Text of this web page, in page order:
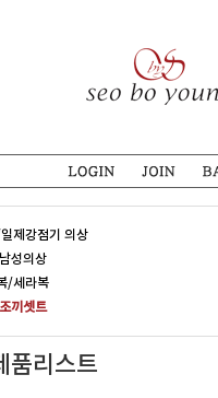
제강점기 의상
성의상
/세라복
끼셋트
품리스트